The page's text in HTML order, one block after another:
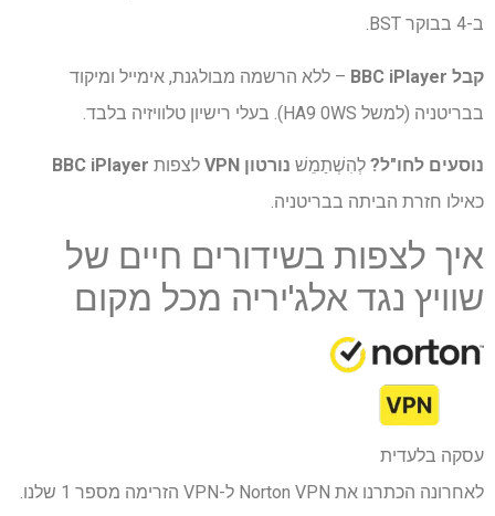
ב-4 בבוקר BST.
קבל BBC iPlayer
– ללא הרשמה מבולגנת, אימייל ומיקוד
בבריטניה (למשל HA9 0WS). בעלי רישיון טלוויזיה בלבד.
נוסעים לחו"ל? לְהִשְׁתַמֵשׁ נורטון VPN לצפות BBC iPlayer
כאילו חזרת הביתה בבריטניה.
איך לצפות בשידורים חיים של
שוויץ נגד אלג'יריה מכל מקום
עסקה בלעדית
לאחרונה הכתרנו את Norton VPN ל-VPN הזרימה מספר 1 שלנו.